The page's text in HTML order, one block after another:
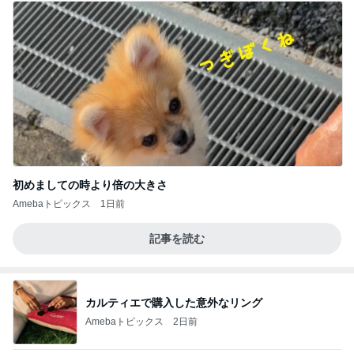
初めましての時より倍の大きさ
Amebaトピックス 1日前
記事を読む
カルティエで購入した意外なリング
Amebaトピックス 2日前